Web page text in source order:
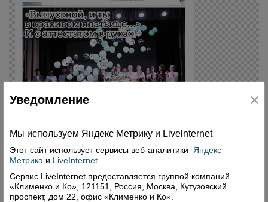
Уведомление
Мы используем Яндекс Метрику и Livelnternet
Этот сайт использует сервисы веб-аналитики
Яндекс
Метрика и LiveInternet
Сервис LiveInternet предоставляется группой компаний
«Клименко и Ко», 121151, Россия, Москва, Кутузовский
проспект, дом 22, офис «Клименко и Ко».